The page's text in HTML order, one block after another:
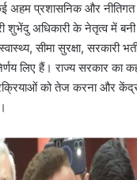
अहम प्रशासनिक और
शुभेंदु अधिकारी के नेतृत्व में बनी
सीमा सुरक्षा, सरकारी
लिए हैं। राज्य सरकार का
को तेज करना और